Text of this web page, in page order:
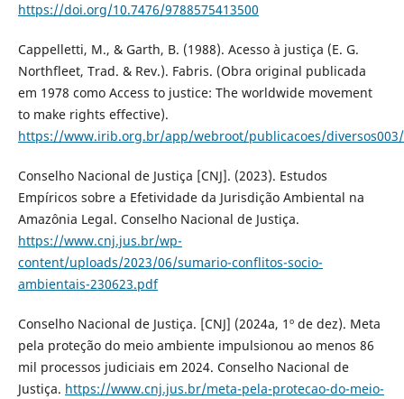
https://doi.org/10.7476/9788575413500
Cappelletti, M., & Garth, B. (1988). Acesso à justiça (E. G.
Northfleet, Trad. & Rev.). Fabris. (Obra original publicada
em 1978 como Access to justice: The worldwide movement
to make rights effective).
https://www.irib.org.br/app/webroot/publicacoes/diversos003/
Conselho Nacional de Justiça [CNJ]. (2023). Estudos
Empíricos sobre a Efetividade da Jurisdição Ambiental na
Amazônia Legal. Conselho Nacional de Justiça.
https://www.cnj.jus.br/wp-
content/uploads/2023/06/sumario-conflitos-socio-
ambientais-230623.pdf
Conselho Nacional de Justiça. [CNJ] (2024a, 1º de dez). Meta
pela proteção do meio ambiente impulsionou ao menos 86
mil processos judiciais em 2024. Conselho Nacional de
Justiça. https://www.cnj.jus.br/meta-pela-protecao-do-meio-